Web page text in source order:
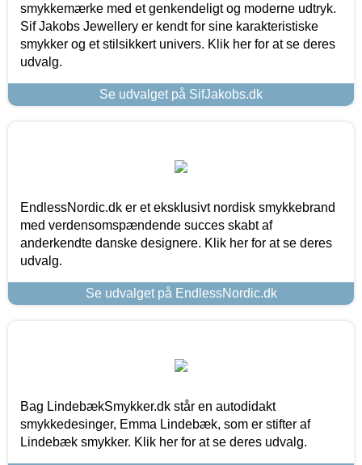
smykkemærke med et genkendeligt og moderne udtryk.
Sif Jakobs Jewellery er kendt for sine karakteristiske
smykker og et stilsikkert univers. Klik her for at se deres
udvalg.
Se udvalget på SifJakobs.dk
EndlessNordic.dk er et eksklusivt nordisk smykkebrand
med verdensomspændende succes skabt af
anderkendte danske designere. Klik her for at se deres
udvalg.
Se udvalget på EndlessNordic.dk
Bag LindebækSmykker.dk står en autodidakt
smykkedesinger, Emma Lindebæk, som er stifter af
Lindebæk smykker. Klik her for at se deres udvalg.